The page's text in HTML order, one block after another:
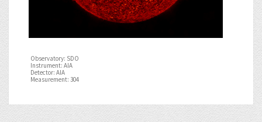
Observatory: SDO
Instrument: AIA
Detector: AIA
Measurement: 304